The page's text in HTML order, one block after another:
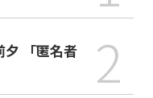
「匿名者
2